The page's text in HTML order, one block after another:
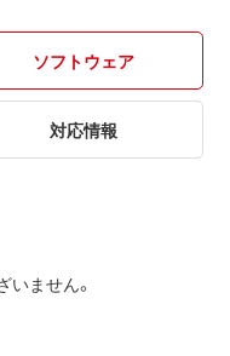
ソフトウェア
対応情報
ません。